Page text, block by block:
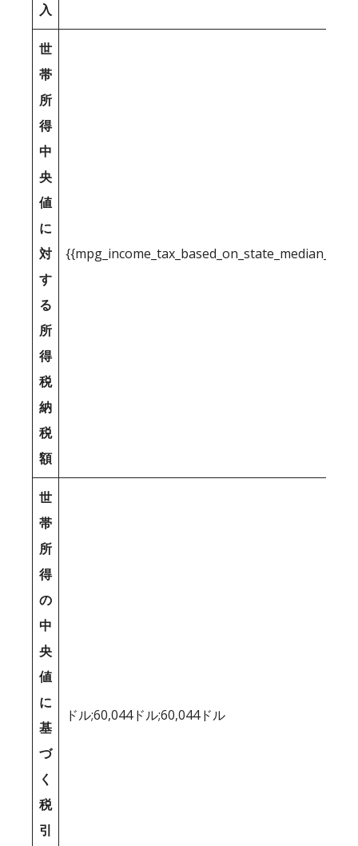
入
世
帯
所
得
中
央
値
に
対
す
る
所
得
税
納
税
額
世
帯
所
得
の
中
央
値
に
基
づ
く
税
引
ドル;60,044ドル;60,044ドル